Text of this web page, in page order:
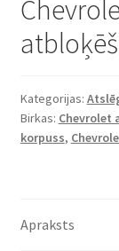
Kategorijas:
Birkas: Chevrolet
korpuss,
Apraksts